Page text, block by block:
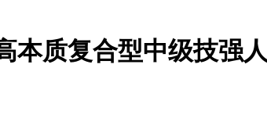
本质复合型中级技强人